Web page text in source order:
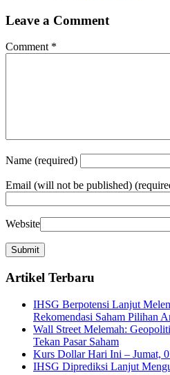
Leave a Comment
Comment *
Name (required)
Email (will not be published)
Website
Artikel Terbaru
IHSG Berpotensi Lanjut
Rekomendasi Saham Pilihan
Wall Street Melemah:
Tekan Pasar Saham
Kurs Dollar Hari Ini – Jumat,
IHSG Diprediksi Lanjut